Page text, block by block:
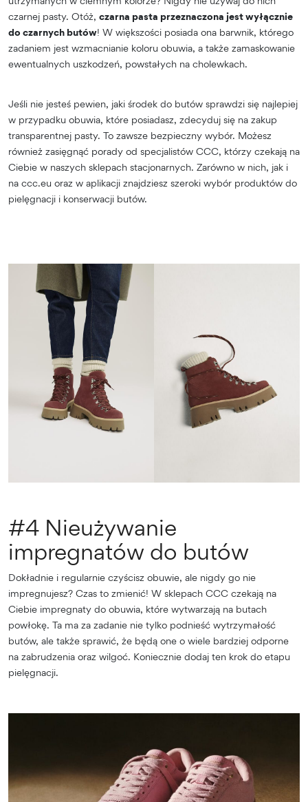
czarnej pasty. Otóż, czarna pasta przeznaczona jest wyłącznie
do czarnych butów! W większości posiada ona barwnik, którego
zadaniem jest wzmacnianie koloru obuwia, a także zamaskowanie
ewentualnych uszkodzeń, powstałych na cholewkach.
Jeśli nie jesteś pewien, jaki środek do butów sprawdzi się najlepiej
w przypadku obuwia, które posiadasz, zdecyduj się na zakup
transparentnej pasty. To zawsze bezpieczny wybór. Możesz
również zasięgnąć porady od specjalistów CCC, którzy czekają na
Ciebie w naszych sklepach stacjonarnych. Zarówno w nich, jak i
na ccc.eu oraz w aplikacji znajdziesz szeroki wybór produktów do
pielęgnacji i konserwacji butów.
#4 Nieużywanie
impregnatów do butów
Dokładnie i regularnie czyścisz obuwie, ale nigdy go nie
impregnujesz? Czas to zmienić! W sklepach CCC czekają na
Ciebie impregnaty do obuwia, które wytwarzają na butach
powłokę. Ta ma za zadanie nie tylko podnieść wytrzymałość
butów, ale także sprawić, że będą one o wiele bardziej odporne
na zabrudzenia oraz wilgoć. Koniecznie dodaj ten krok do etapu
pielęgnacji.